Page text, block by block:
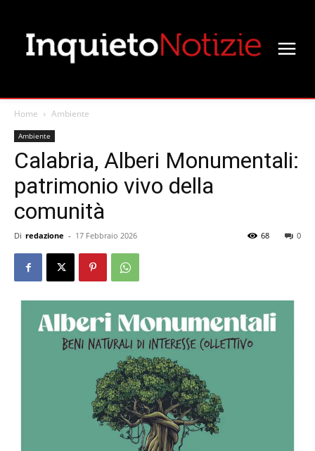
Home Ambiente
Ambiente
Calabria, Alberi Monumentali:
patrimonio vivo della
comunità
Di redazione - 17 Febbraio 2026 0
68